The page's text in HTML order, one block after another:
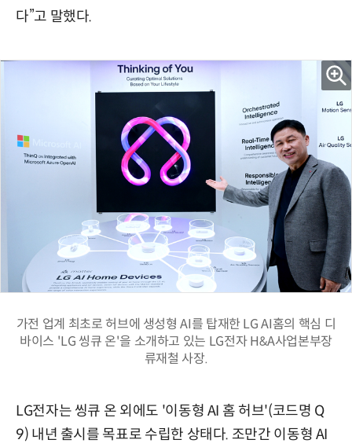
다”고 말했다.
가전 업계 최초로 허브에 생성형 AI를 탑재한 LG AI홈의 핵심 디
바이스 'LG 씽큐 온'을 소개하고 있는 LG전자 H&A사업본부장
류재철 사장.
LG전자는 씽큐 온 외에도 '이동형 AI 홈 허브'(코드명 Q
9) 내년 출시를 목표로 수립한 상태다. 조만간 이동형 AI